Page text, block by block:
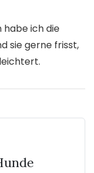
habe ich die
sie gerne frisst,